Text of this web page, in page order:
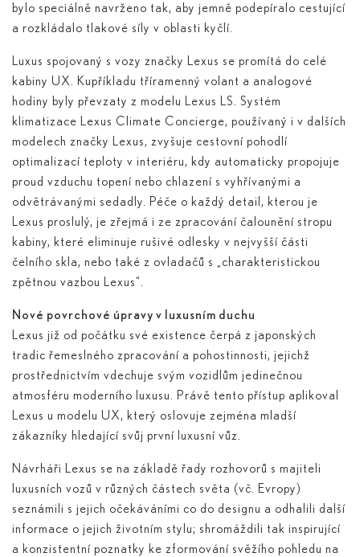
bylo speciálně navrženo tak, aby jemně podepíralo cestující
a rozkládalo tlakové síly v oblasti kyčlí.
Luxus spojovaný s vozy značky Lexus se promítá do celé
kabiny UX. Kupříkladu tříramenný volant a analogové
hodiny byly převzaty z modelu Lexus LS. Systém
klimatizace Lexus Climate Concierge, používaný i v dalších
modelech značky Lexus, zvyšuje cestovní pohodlí
optimalizací teploty v interiéru, kdy automaticky propojuje
proud vzduchu topení nebo chlazení s vyhřívanými a
odvětrávanými sedadly. Péče o každý detail, kterou je
Lexus proslulý, je zřejmá i ze zpracování čalounění stropu
kabiny, které eliminuje rušivé odlesky v nejvyšší části
čelního skla, nebo také z ovladačů s „charakteristickou
zpětnou vazbou Lexus“.
Nové povrchové úpravy v luxusním duchu
Lexus již od počátku své existence čerpá z japonských
tradic řemeslného zpracování a pohostinnosti, jejichž
prostřednictvím vdechuje svým vozidlům jedinečnou
atmosféru moderního luxusu. Právě tento přístup aplikoval
Lexus u modelu UX, který oslovuje zejména mladší
zákazníky hledající svůj první luxusní vůz.
Návrháři Lexus se na základě řady rozhovorů s majiteli
luxusních vozů v různých částech světa (vč. Evropy)
seznámili s jejich očekáváními co do designu a odhalili další
informace o jejich životním stylu; shromáždili tak inspirující
a konzistentní poznatky ke zformování svěžího pohledu na